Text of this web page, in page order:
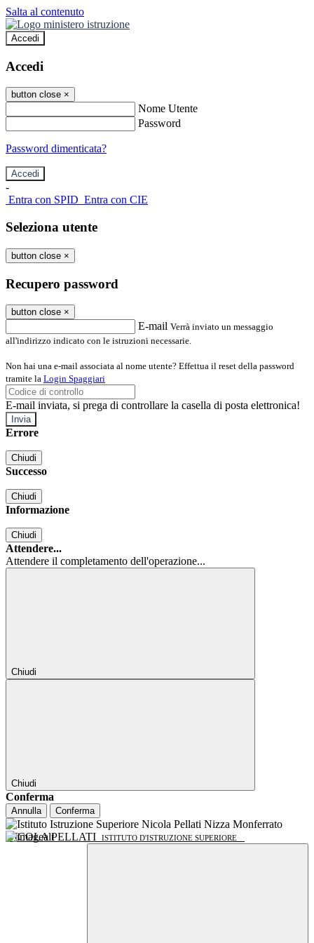
Salta al contenuto
Accedi
Accedi
button close ×
Nome Utente
Password
Password dimenticata?
-
Entra con SPID Entra con CIE
Seleziona utente
button close ×
Recupero password
button close ×
E-mail Verrà inviato un messaggio
all'indirizzo indicato con le istruzioni necessarie.
Non hai una e-mail associata al nome utente? Effettua il reset della password
tramite la Login Spaggiari
E-mail inviata, si prega di controllare la casella di posta elettronica!
Errore
Chiudi
Successo
Chiudi
Informazione
Chiudi
Attendere...
Attendere il completamento dell'operazione...
Chiudi
Chiudi
Conferma
Annulla Conferma
NICOLA PELLATI ISTITUTO D'ISTRUZIONE SUPERIORE